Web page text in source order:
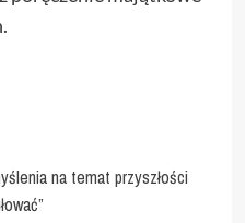
na temat przyszłości